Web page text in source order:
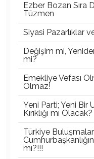
Ezber Bozan Sıra
Tüzmen
Siyasi Pazarlıklar
Değişim mi,
mi?
Emekliye Vefası
Olmaz!
Yeni Parti; Yeni Bir
Kırıklığı mı Olacak?
Türkiye
mı?!!!